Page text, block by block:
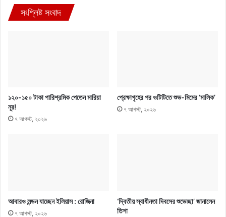
সংশ্লিষ্ট সংবাদ
১২০-১৫০ টাকা পারিশ্রমিক পেতেন মারিয়া
নূর!
৭ আগস্ট, ২০২৬
প্রেক্ষাগৃহের পর ওটিটিতে শুভ-মিমের ‘মালিক’
৭ আগস্ট, ২০২৬
আবারও লন্ডন যাচ্ছেন ইলিয়াস : রোজিনা
৭ আগস্ট, ২০২৬
‘দ্বিতীয় স্বাধীনতা দিবসের শুভেচ্ছা’ জানালেন
তিশা